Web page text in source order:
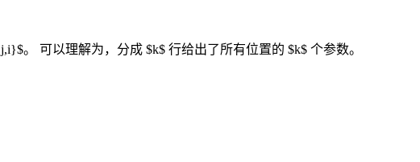
。 可以理解为，分成 $k$ 行给出了所有位置的 $k$ 个参数。